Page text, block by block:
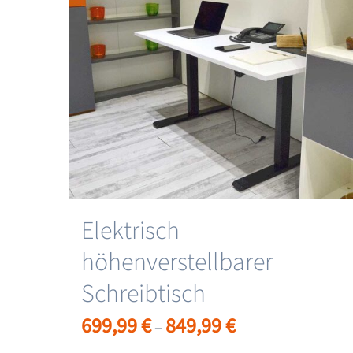
Elektrisch
höhenverstellbarer
Schreibtisch
699,99€– 849,99€